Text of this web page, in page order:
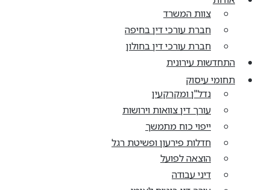
צוות המשרד
חברת עורכי דין בחיפה
חברת עורכי דין בחולון
התחדשות עירונית
תחומי עיסוק
נדל"ן ומקרקעין
עורך דין צוואות וירושות
ייפוי כוח מתמשך
חדלות פירעון ופשיטת רגל
הוצאה לפועל
דיני עבודה